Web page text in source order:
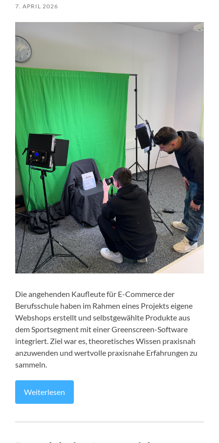
7. APRIL 2026
Die angehenden Kaufleute für E-Commerce der
Berufsschule haben im Rahmen eines Projekts eigene
Webshops erstellt und selbstgewählte Produkte aus
dem Sportsegment mit einer Greenscreen-Software
integriert. Ziel war es, theoretisches Wissen praxisnah
anzuwenden und wertvolle praxisnahe Erfahrungen zu
sammeln.
Weiterlesen